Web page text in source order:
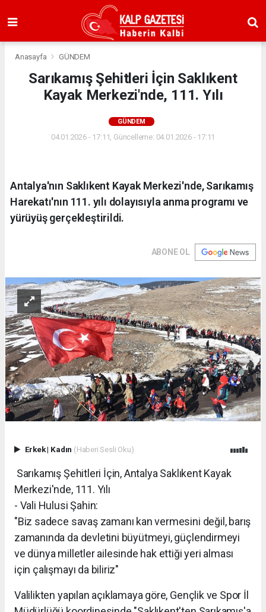
Anasayfa GÜNDEM
Sarıkamış Şehitleri İçin Saklıkent
Kayak Merkezi'nde, 111. Yılı
GÜNDEM
04.01.2026 - 17:11, Güncelleme: 04.01.2026 - 17:11
Antalya'nın Saklıkent Kayak Merkezi'nde, Sarıkamış
Harekatı'nın 111. yılı dolayısıyla anma programı ve
yürüyüş gerçekleştirildi.
ABONE OL
Erkek| Kadın (Haberi Sesli Oku)
Sarıkamış Şehitleri İçin, Antalya Saklıkent Kayak
Merkezi'nde, 111. Yılı
- Vali Hulusi Şahin:
"Biz sadece savaş zamanı kan vermesini değil, barış
zamanında da devletini büyütmeyi, güçlendirmeyi
ve dünya milletler ailesinde hak ettiği yeri alması
için çalışmayı da biliriz"
Valilikten yapılan açıklamaya göre, Gençlik ve Spor İl